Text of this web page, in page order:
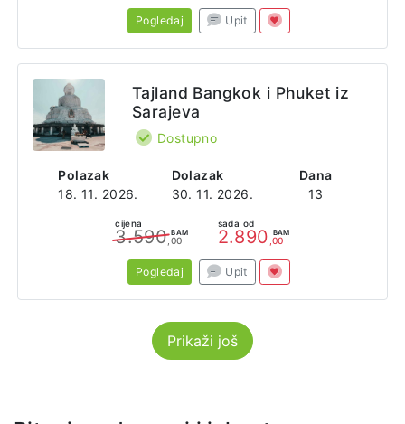
Pogledaj Upit
Polazak
18. 11. 2026.
Dolazak
30. 11. 2026.
Dana
13
Tajland Bangkok i Phuket iz
Sarajeva
Dostupno
cijena
3.590 BAM
,00
sada od
2.890 BAM
,00
Pogledaj Upit
Prikaži još